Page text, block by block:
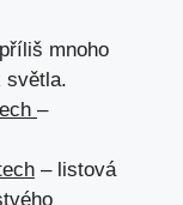
mnoho
světla.
–
– listová